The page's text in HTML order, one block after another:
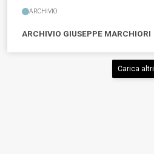
ARCHIVIO
ARCHIVIO GIUSEPPE MARCHIORI
Carica altri